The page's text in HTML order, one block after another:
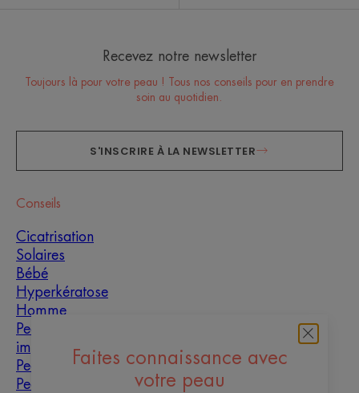
Faites connaissance avec
votre peau
Recevez notre newsletter
Toujours là pour votre peau ! Tous nos conseils pour en prendre
soin au quotidien.
S'INSCRIRE À LA NEWSLETTER
Conseils
Cicatrisation
Solaires
Bébé
Hyperkératose
Homme
Peaux grasses à
imperfections
Peau mixte
Peau sèche